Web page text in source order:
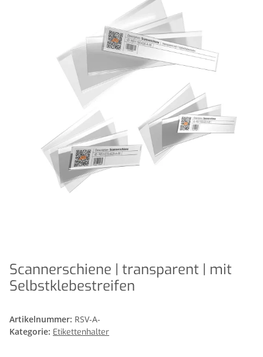
Scannerschiene | transparent | mit
Selbstklebestreifen
Artikelnummer: RSV-A-
Kategorie: Etikettenhalter